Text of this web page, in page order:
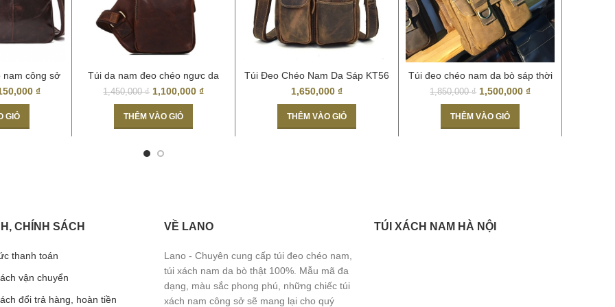
nam công sở
mới 2017
₫
GIỎ
Túi da nam đeo chéo ngưc da
thật Hà Nội TDL03
1,450,000₫ 1,100,000 ₫
THÊM VÀO GIỎ
Túi Đeo Chéo Nam Da Sáp KT56
1,650,000 ₫
THÊM VÀO GIỎ
Túi đeo chéo nam da bò sáp thời
trang nam tính KT54
1,850,000₫ 1,500,000 ₫
THÊM VÀO GIỎ
CHÍNH SÁCH
thanh toán
vận chuyển
đổi trả hàng, hoàn tiền
VỀ LANO
Lano - Chuyên cung cấp túi đeo chéo nam,
túi xách nam da bò thật 100%. Mẫu mã đa
dạng, màu sắc phong phú, những chiếc túi
xách nam công sở sẽ mang lại cho quý
TÚI XÁCH NAM HÀ NỘI